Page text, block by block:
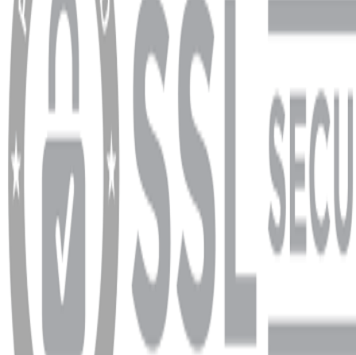
Ödeme ve Teslimat Şartları
Garanti ve İade Şartları
info@dukkanhifi.com
0850 441 40 44
info@dukkanhifi.com 0850 441 40 44
Çalışma Saatleri: Pazartesi - Cuma 09:30 - 19:30, Cumartesi 10:00 - 18:00